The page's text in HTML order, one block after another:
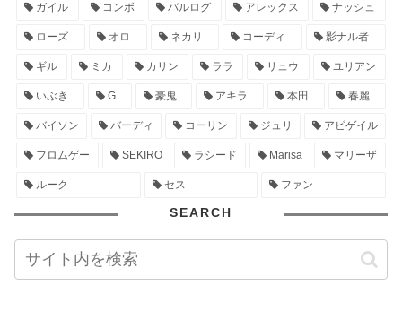
ガイル コンボ バルログ アレックス ナッシュ
ローズ オロ ネカリ コーディ 影ナル者
ギル ミカ カリン ララ リュウ ユリアン
いぶき G 豪鬼 アキラ 本田 春麗
バイソン バーディ コーリン ジュリ アビゲイル
フロムゲー SEKIRO ラシード Marisa マリーザ
ルーク セス ファン
SEARCH